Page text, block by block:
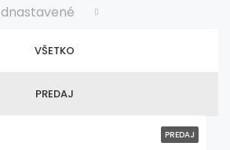
VŠETKO
PREDAJ
PREDAJ